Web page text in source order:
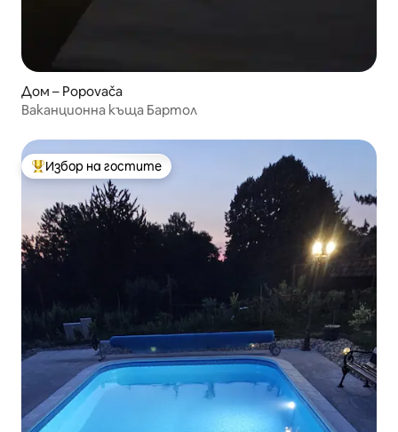
Дом – Popovača
Ваканционна къща Бартол
Най-популярен избор на гостите
Избор на гостите